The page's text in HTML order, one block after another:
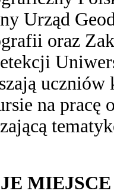
Urząd
oraz
na pracę